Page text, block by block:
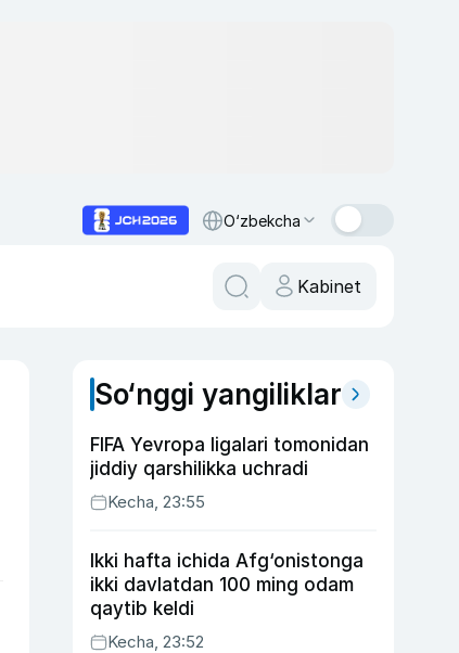
O‘zbekcha
Kabinet
So‘nggi yangiliklar
FIFA Yevropa ligalari tomonidan
jiddiy qarshilikka uchradi
Kecha, 23:55
Ikki hafta ichida Afg‘onistonga
ikki davlatdan 100 ming odam
qaytib keldi
Kecha, 23:52